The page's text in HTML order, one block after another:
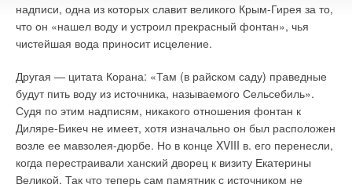
надписи, одна из которых славит великого Крым-Гирея за то,
что он «нашел воду и устроил прекрасный фонтан», чья
чистейшая вода приносит исцеление.
Другая — цитата Корана: «Там (в райском саду) праведные
будут пить воду из источника, называемого Сельсебиль».
Судя по этим надписям, никакого отношения фонтан к
Диляре-Бикеч не имеет, хотя изначально он был расположен
возле ее мавзолея-дюрбе. Но в конце XVIII в. его перенесли,
когда перестраивали ханский дворец к визиту Екатерины
Великой. Так что теперь сам памятник с источником не